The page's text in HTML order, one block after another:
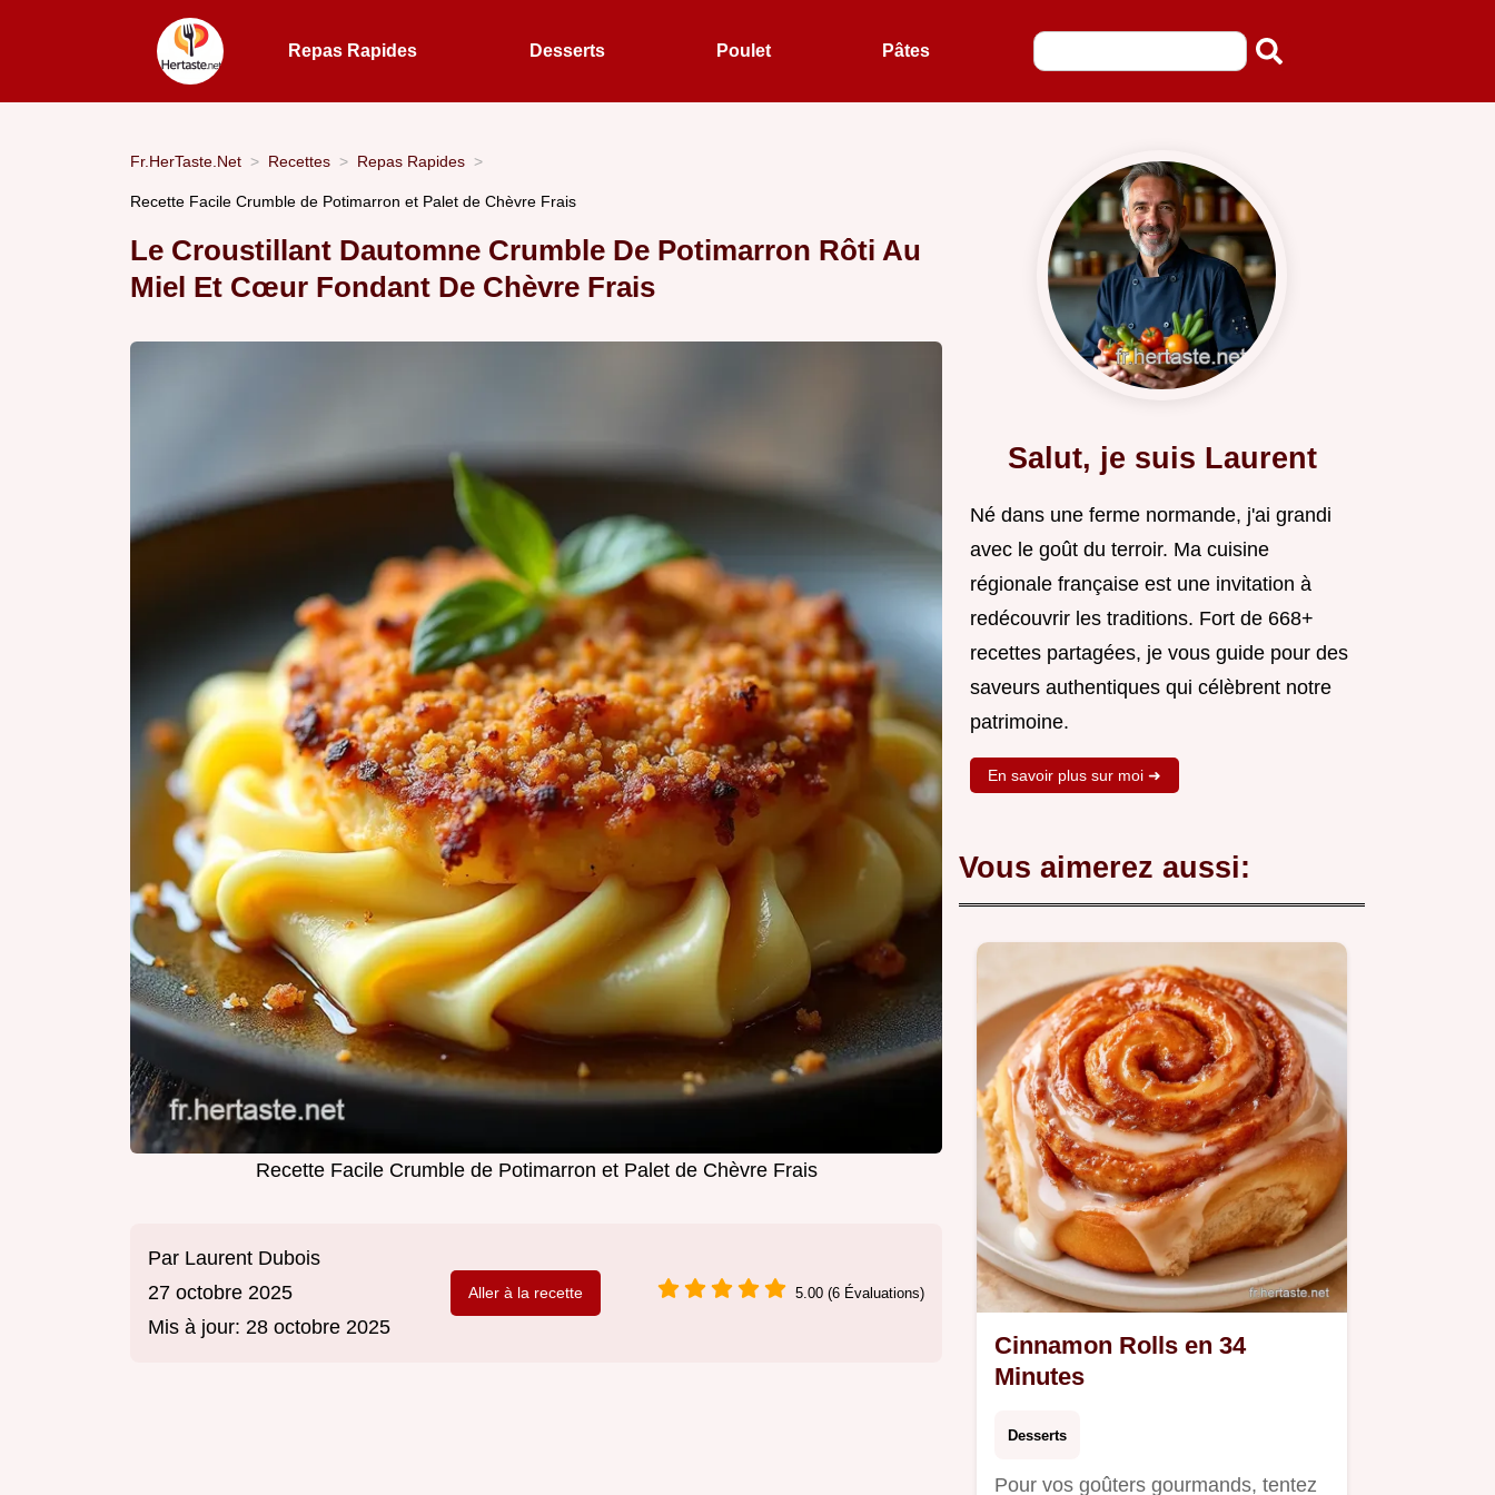
Repas Rapides Desserts Poulet Pâtes
Fr.HerTaste.Net Recettes Repas Rapides
Recette Facile Crumble de Potimarron et Palet de Chèvre Frais
Le Croustillant Dautomne Crumble De Potimarron Rôti Au
Miel Et Cœur Fondant De Chèvre Frais
Recette Facile Crumble de Potimarron et Palet de Chèvre Frais
Par Laurent Dubois
27 octobre 2025
Mis à jour: 28 octobre 2025
Aller à la recette 5.00 (6 Évaluations)
Salut, je suis Laurent
Né dans une ferme normande, j'ai grandi
avec le goût du terroir. Ma cuisine
régionale française est une invitation à
redécouvrir les traditions. Fort de 668+
recettes partagées, je vous guide pour des
saveurs authentiques qui célèbrent notre
patrimoine.
En savoir plus sur moi ➜
Vous aimerez aussi:
Cinnamon Rolls en 34
Minutes
Desserts
Pour vos goûters gourmands, tentez